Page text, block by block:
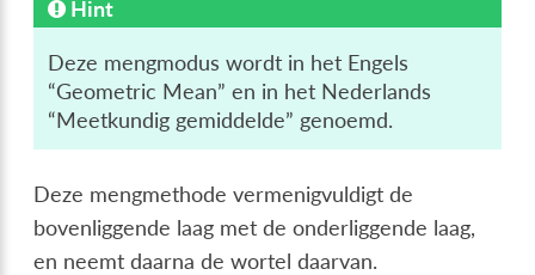
Hint
Deze mengmodus wordt in het Engels
“Geometric Mean” en in het Nederlands
“Meetkundig gemiddelde” genoemd.
Deze mengmethode vermenigvuldigt de
bovenliggende laag met de onderliggende laag,
en neemt daarna de wortel daarvan.